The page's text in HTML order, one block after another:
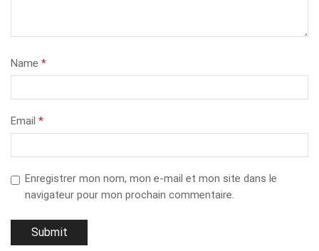
Name *
Email *
Enregistrer mon nom, mon e-mail et mon site dans le
navigateur pour mon prochain commentaire.